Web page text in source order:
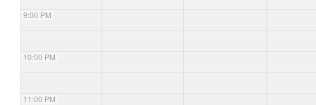
9:00 PM
10:00 PM
11:00 PM